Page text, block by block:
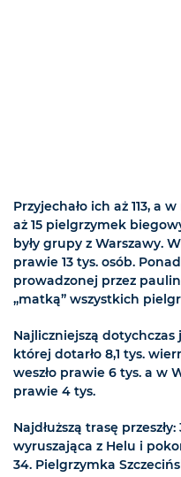
Przyjechało ich aż 113, a
aż 15 pielgrzymek
były grupy z Warszawy.
prawie 13 tys. osób.
prowadzonej przez
„matką” wszystkich
Najliczniejszą
której dotarło 8,1 tys.
weszło prawie 6 tys. a w
prawie 4 tys.
Najdłuższą trasę
wyruszająca z Helu i
34. Pielgrzymka